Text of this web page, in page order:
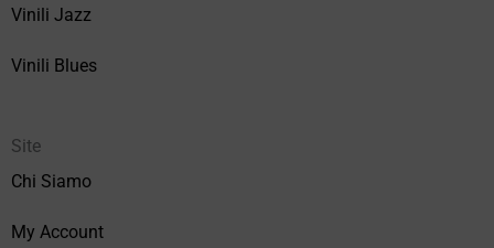
Vinili Jazz
Vinili Blues
Site
Chi Siamo
My Account